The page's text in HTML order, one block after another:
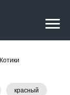
Котики
красный